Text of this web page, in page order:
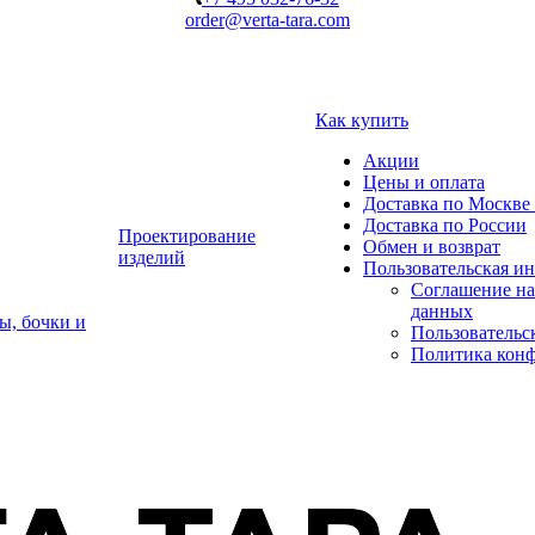
order@verta-tara.com
бочки и
Проектирование
изделий
Как купить
Акции
Цены и оплата
Доставка по Москве
Доставка по России
Обмен и возврат
Пользовательская
Соглашение
данных
Политика